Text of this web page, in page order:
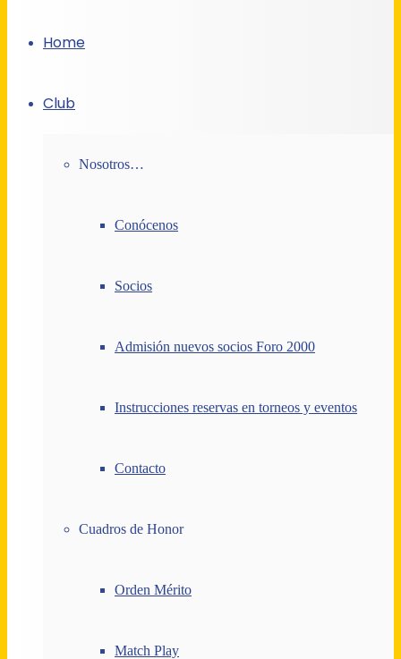
Home
Club
Nosotros…
Conócenos
Socios
Admisión nuevos socios Foro 2000
Instrucciones reservas en torneos y eventos
Contacto
Cuadros de Honor
Orden Mérito
Match Play